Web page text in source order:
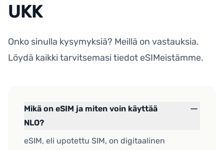
UKK
Onko sinulla kysymyksiä? Meillä on vastauksia.
Löydä kaikki tarvitsemasi tiedot eSIMeistämme.
Mikä on eSIM ja miten voin käyttää
NLO?
eSIM, eli upotettu SIM, on digitaalinen